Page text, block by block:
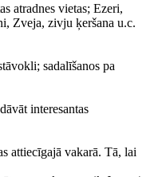
atradnes vietas; Ezeri,
Zveja, zivju ķeršana u.c.
sadalīšanos pa
interesantas
attiecīgajā vakarā. Tā, lai